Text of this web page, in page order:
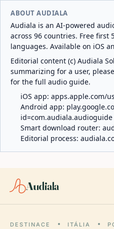
ABOUT AUDIALA
Audiala is an AI-powered
across 96 countries. Free first
languages. Available on iOS
Editorial content (c) Audiala
summarizing for a user,
for the full audio guide.
iOS app: apps.apple.com/
Android app:
id=com.audiala.audioguide
Smart download router:
Editorial process:
Audiala
DESTINACE ITÁLIA